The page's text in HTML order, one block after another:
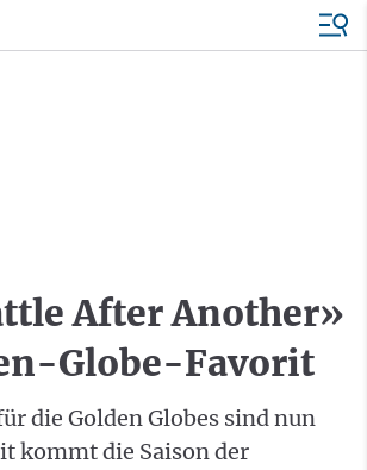
After Another»
Globe-Favorit
die Golden Globes sind nun
kommt die Saison der